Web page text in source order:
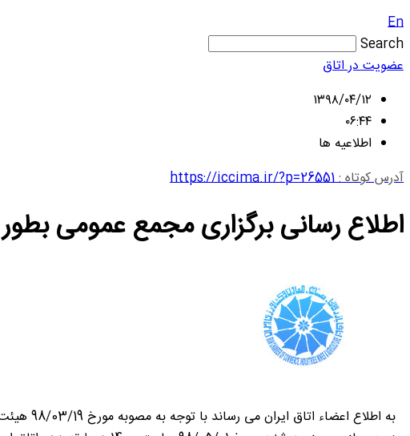
En
Search
عضویت در اتاق
۱۳۹۸/۰۴/۱۲
۰۶:۴۴
اطلاعیه ها
آدرس کوتاه :https://iccima.ir/?p=26551
اطلاع رسانی برگزاری مجمع عمومی بطور
به